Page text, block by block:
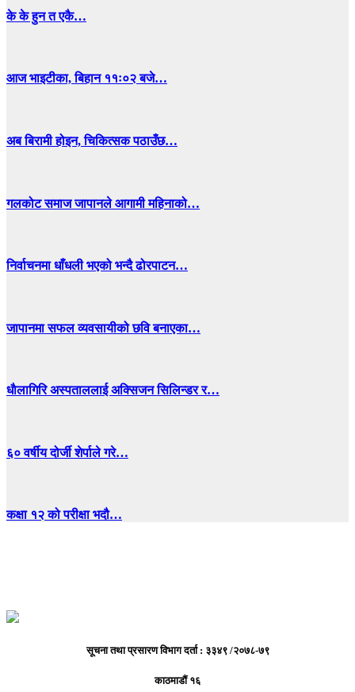
के के हुन त एकै…
आज भाइटीका, बिहान ११ः०२ बजे…
अब बिरामी होइन, चिकित्सक पठाउँछ…
गलकोट समाज जापानले आगामी महिनाको…
निर्वाचनमा धाँधली भएको भन्दै ढोरपाटन…
जापानमा सफल व्यवसायीको छवि बनाएका…
धाैलागिरि अस्पताललाई अक्सिजन सिलिन्डर र…
६० वर्षीय दोर्जी शेर्पाले गरे…
कक्षा १२ को परीक्षा भदौ…
सूचना तथा प्रसारण विभाग दर्ता : ३३४९ /२०७८-७९
काठमाडौं १६